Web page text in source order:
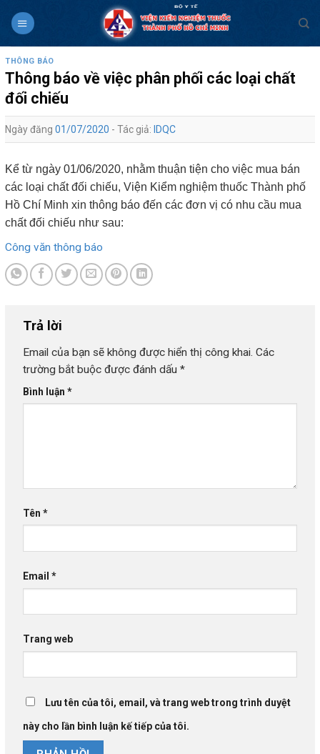
THÔNG BÁO
Thông báo về việc phân phối các loại chất
đối chiếu
Ngày đăng 01/07/2020 - Tác giả: IDQC
Kể từ ngày 01/06/2020, nhằm thuận tiện cho việc mua bán
các loại chất đối chiếu, Viện Kiểm nghiệm thuốc Thành phố
Hồ Chí Minh xin thông báo đến các đơn vị có nhu cầu mua
chất đối chiếu như sau:
Công văn thông báo
Trả lời
Email của bạn sẽ không được hiển thị công khai. Các
trường bắt buộc được đánh dấu *
Bình luận *
Tên *
Email *
Trang web
Lưu tên của tôi, email, và trang web trong trình duyệt
này cho lần bình luận kế tiếp của tôi.